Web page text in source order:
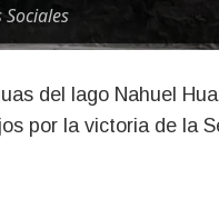
por la victoria de la